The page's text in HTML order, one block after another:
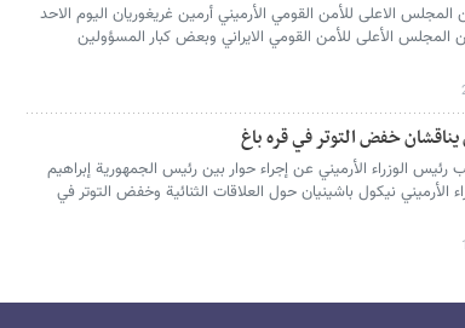
الاعلى للأمن القومي الأرميني أرمين غريغوريان الیوم الاحد
المجلس الأعلى للأمن القومي الايراني وبعض كبار المسؤولين
خفض التوتر في قره باغ
الوزراء الأرميني عن إجراء حوار بین رئيس الجمهوریة إبراهيم
الأرميني نيكول باشينيان حول العلاقات الثنائية وخفض التوتر في